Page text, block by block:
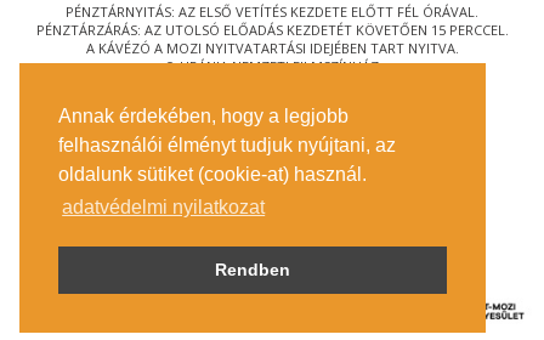
Annak érdekében, hogy a legjobb
felhasználói élményt tudjuk nyújtani, az
oldalunk sütiket (cookie-at) használ.
adatvédelmi nyilatkozat
Rendben
PÉNZTÁRNYITÁS: AZ ELSŐ VETÍTÉS KEZDETE ELŐTT FÉL ÓRÁVAL.
PÉNZTÁRZÁRÁS: AZ UTOLSÓ ELŐADÁS KEZDETÉT KÖVETŐEN 15 PERCCEL.
A KÁVÉZÓ A MOZI NYITVATARTÁSI IDEJÉBEN TART NYITVA.
© URÁNIA NEMZETI FILMSZÍNHÁZ
1088 BUDAPEST, RÁKÓCZI ÚT 21.
MEGKÖZELÍTÉS
JEGYINFORMÁCIÓ
ÍRJON NEKÜNK!
KÖZÉRDEKŰ ADATOK